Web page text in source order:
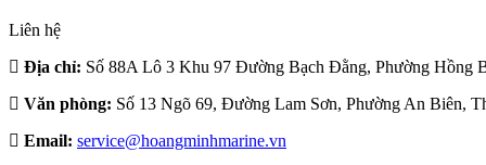
Liên hệ
Địa chỉ: Số 88A Lô 3 Khu 97 Đường Bạch Đằng, Phường Hồng
Văn phòng: Số 13 Ngõ 69, Đường Lam Sơn, Phường An Biên,
Email: service@hoangminhmarine.vn